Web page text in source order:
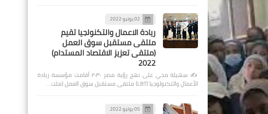
02 يونيو 2022
ريادة الاعمال والتكنولجيا تقيم
ملتقى مستقبل سوق العمل
(ملتقى تعزيز الاقتصاد المستدام)
2022
✍️ سهيلة محي على نهج رؤية مصر ٢٠٣٠ أقامت مؤسسة ريادة
الأعمال والتكنولوجيا (LBT) ملتقى مستقبل سوق العمل (ملت…
05 يوليو 2022